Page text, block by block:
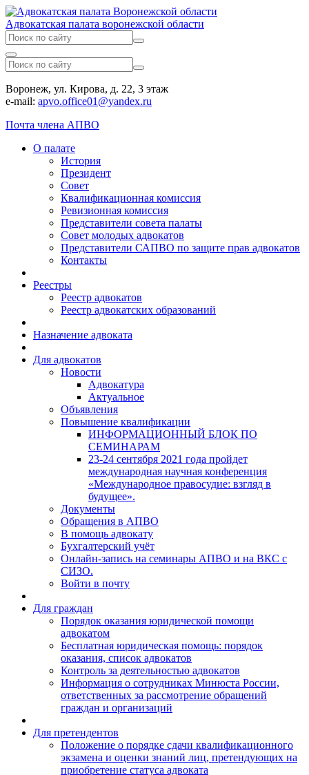
Адвокатская палата воронежской области
Воронеж, ул. Кирова, д. 22, 3 этаж
e-mail: apvo.office01@yandex.ru
Почта члена АПВО
О палате
История
Президент
Совет
Квалификационная комиссия
Ревизионная комиссия
Представители совета палаты
Совет молодых адвокатов
Представители САПВО по защите прав адвокатов
Контакты
Реестры
Реестр адвокатов
Реестр адвокатских образований
Назначение адвоката
Для адвокатов
Новости
Адвокатура
Актуальное
Объявления
Повышение квалификации
ИНФОРМАЦИОННЫЙ БЛОК ПО
СЕМИНАРАМ
23-24 сентября 2021 года пройдет
международная научная конференция
«Международное правосудие: взгляд в
будущее».
Документы
Обращения в АПВО
В помощь адвокату
Бухгалтерский учёт
Онлайн-запись на семинары АПВО и на ВКС с
СИЗО.
Войти в почту
Для граждан
Порядок оказания юридической помощи
адвокатом
Бесплатная юридическая помощь: порядок
оказания, список адвокатов
Контроль за деятельностью адвокатов
Информация о сотрудниках Минюста России,
ответственных за рассмотрение обращений
граждан и организаций
Для претендентов
Положение о порядке сдачи квалификационного
экзамена и оценки знаний лиц, претендующих на
приобретение статуса адвоката